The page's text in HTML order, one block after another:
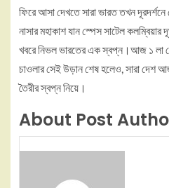
ফিরে আসা দেখতে সারা ভারত তখন
নাসার মহাকাশ যান স্পেস সাটেল কলম্বিয়ার
খবরে নিভল ভারতের এক স্বপ্ন।আজ ১ লা
চাওলার সেই উড়ান শেষ হলেও, সারা দেশ
তৈরীর স্বপ্ন নিয়ে।
About Post